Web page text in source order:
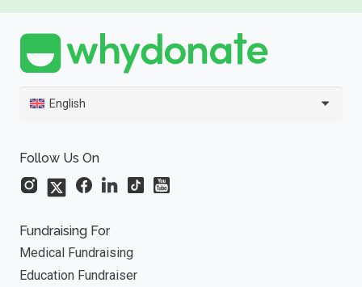
English
Follow Us On
Fundraising For
Medical Fundraising
Education Fundraiser